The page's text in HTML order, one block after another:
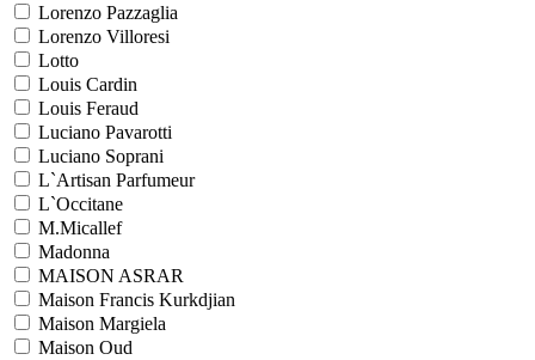
Lorenzo Pazzaglia
Lorenzo Villoresi
Lotto
Louis Cardin
Louis Feraud
Luciano Pavarotti
Luciano Soprani
L`Artisan Parfumeur
L`Occitane
M.Micallef
Madonna
MAISON ASRAR
Maison Francis Kurkdjian
Maison Margiela
Maison Oud